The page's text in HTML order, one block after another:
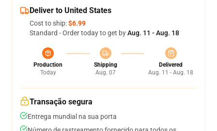
Deliver to United States
Cost to ship:$6.99
Standard - Order today to get byAug. 11 - Aug. 18
Production
Today
Shipping
Aug. 07
Delivered
Aug. 11 - Aug. 18
Transação segura
Entrega mundial na sua porta